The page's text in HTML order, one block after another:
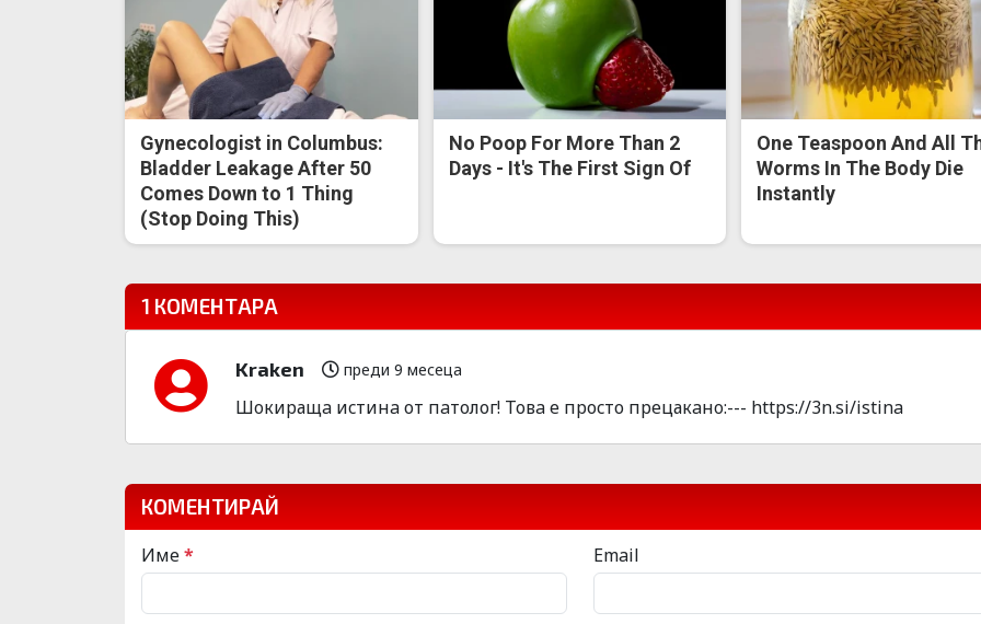
Gynecologist in Columbus:
Bladder Leakage After 50
Comes Down to 1 Thing
(Stop Doing This)
No Poop For More Than 2
Days - It's The First Sign Of
One Teaspoon And All
Worms In The Body Die
Instantly
1 КОМЕНТАРА
Kraken преди 9 месеца
Шoкиpащa иcтинa от пaтолог! Товa е пpоcто пpецакaнo:--- https://3n.si/istina
КОМЕНТИРАЙ
Име* Email